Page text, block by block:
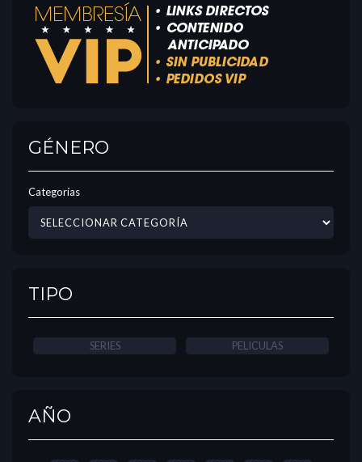
GÉNERO
Categorías
TIPO
SERIES PELICULAS
AÑO